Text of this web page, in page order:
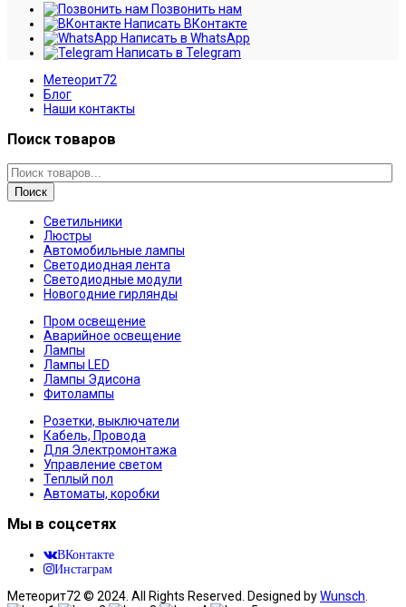
Позвонить нам
Написать ВКонтакте
Написать в WhatsApp
Написать в Telegram
Метеорит72
Блог
Наши контакты
Поиск товаров
Поиск
Светильники
Люстры
Автомобильные лампы
Светодиодная лента
Светодиодные модули
Новогодние гирлянды
Пром освещение
Аварийное освещение
Лампы
Лампы LED
Лампы Эдисона
Фитолампы
Розетки, выключатели
Кабель, Провода
Для Электромонтажа
Управление светом
Теплый пол
Автоматы, коробки
Мы в соцсетях
ВКонтакте
Инстаграм
Метеорит72 © 2024. All Rights Reserved. Designed byWunsch.